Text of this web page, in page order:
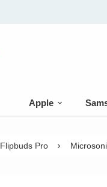
Apple
Flipbuds Pro